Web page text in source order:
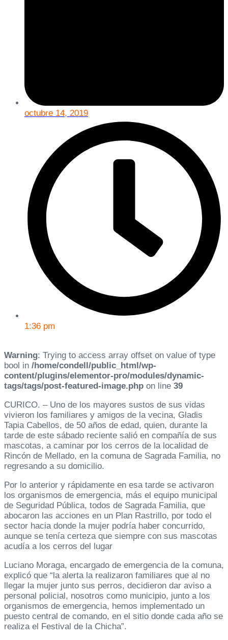
octubre 14, 2019
1:36 pm
Warning: Trying to access array offset on value of type
bool in /home/condell/public_html/wp-
content/plugins/elementor-pro/modules/dynamic-
tags/tags/post-featured-image.php on line 39
CURICO. – Uno de los mayores sustos de sus vidas
vivieron los familiares y amigos de la vecina, Gladis
Tapia Cabellos, de 50 años de edad, quien, durante la
tarde de este sábado reciente salió en compañía de sus
mascotas, a caminar por los cerros de la localidad de
Rincón de Mellado, en la comuna de Sagrada Familia, no
regresando a su domicilio.
Por lo anterior y rápidamente en esa tarde se activaron
los organismos de emergencia, más el equipo municipal
de Seguridad Pública, todos de Sagrada Familia, que
abocaron las acciones en un Plan Rastrillo, por todo el
sector hacia donde la mujer podría haber concurrido,
aunque se tenía certeza que siempre con sus mascotas
acudía a los cerros del lugar
Luciano Moraga, encargado de emergencia de la comuna,
explicó que “la alerta la realizaron familiares que al no
llegar la mujer junto sus perros, decidieron dar aviso a
personal policial, nosotros como municipio, junto a los
organismos de emergencia, hemos implementado un
puesto central de comando, en el sitio donde cada año se
realiza el Festival de la Chicha”.